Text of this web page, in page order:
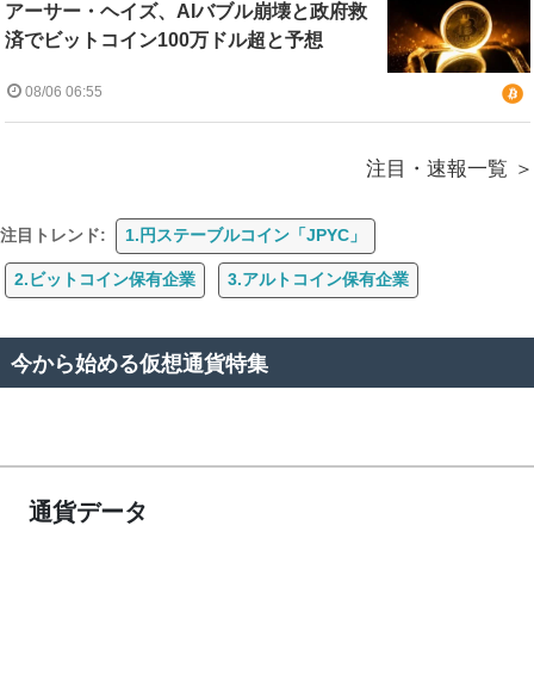
アーサー・ヘイズ、AIバブル崩壊と政府救
済でビットコイン100万ドル超と予想
08/06 06:55
注目・速報一覧
注目トレンド: 1.円ステーブルコイン「JPYC」
2.ビットコイン保有企業 3.アルトコイン保有企業
今から始める仮想通貨特集
通貨データ